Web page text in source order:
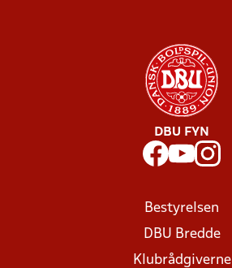
DBU FYN
Bestyrelsen
DBU Bredde
Klubrådgiverne